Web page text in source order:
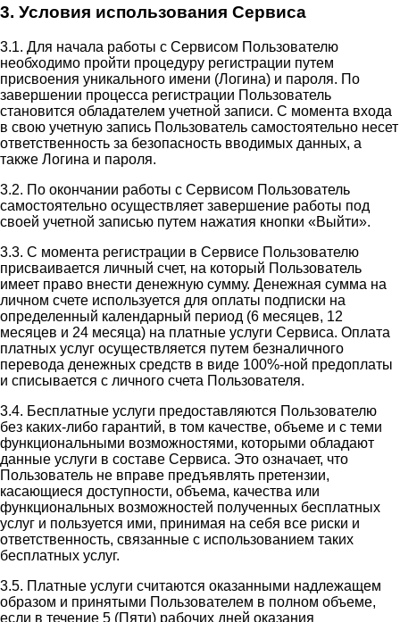
3. Условия использования Сервиса
3.1. Для начала работы с Сервисом Пользователю
необходимо пройти процедуру регистрации путем
присвоения уникального имени (Логина) и пароля. По
завершении процесса регистрации Пользователь
становится обладателем учетной записи. С момента входа
в свою учетную запись Пользователь самостоятельно несет
ответственность за безопасность вводимых данных, а
также Логина и пароля.
3.2. По окончании работы с Сервисом Пользователь
самостоятельно осуществляет завершение работы под
своей учетной записью путем нажатия кнопки «Выйти».
3.3. С момента регистрации в Сервисе Пользователю
присваивается личный счет, на который Пользователь
имеет право внести денежную сумму. Денежная сумма на
личном счете используется для оплаты подписки на
определенный календарный период (6 месяцев, 12
месяцев и 24 месяца) на платные услуги Сервиса. Оплата
платных услуг осуществляется путем безналичного
перевода денежных средств в виде 100%-ной предоплаты
и списывается с личного счета Пользователя.
3.4. Бесплатные услуги предоставляются Пользователю
без каких-либо гарантий, в том качестве, объеме и с теми
функциональными возможностями, которыми обладают
данные услуги в составе Сервиса. Это означает, что
Пользователь не вправе предъявлять претензии,
касающиеся доступности, объема, качества или
функциональных возможностей полученных бесплатных
услуг и пользуется ими, принимая на себя все риски и
ответственность, связанные с использованием таких
бесплатных услуг.
3.5. Платные услуги считаются оказанными надлежащем
образом и принятыми Пользователем в полном объеме,
если в течение 5 (Пяти) рабочих дней оказания